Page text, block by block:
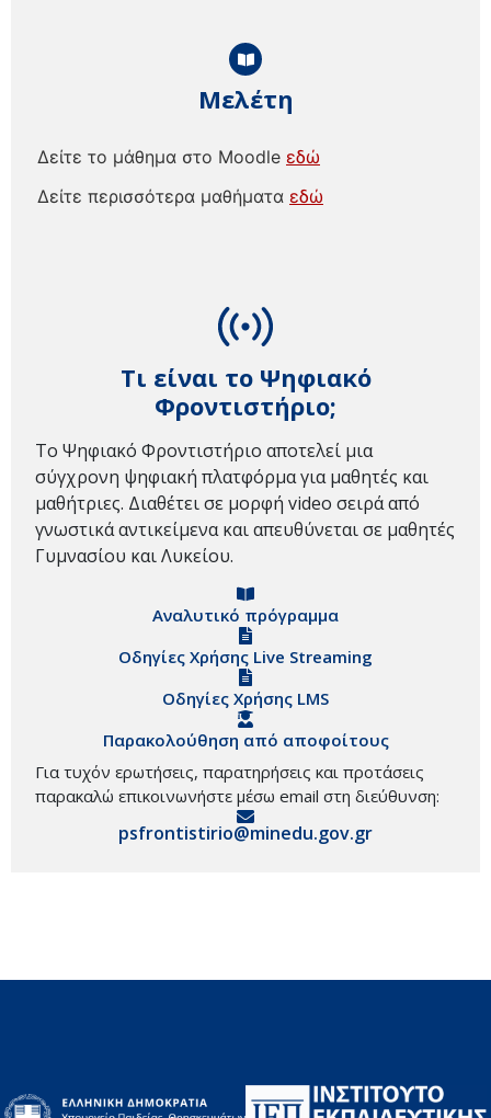
Τι είναι το Ψηφιακό
Φροντιστήριο;
Το Ψηφιακό Φροντιστήριο αποτελεί μια
σύγχρονη ψηφιακή πλατφόρμα για μαθητές και
μαθήτριες. Διαθέτει σε μορφή video σειρά από
γνωστικά αντικείμενα και απευθύνεται σε μαθητές
Γυμνασίου και Λυκείου.
Αναλυτικό πρόγραμμα
Οδηγίες Χρήσης Live Streaming
Οδηγίες Χρήσης LMS
Παρακολούθηση από αποφοίτους
Για τυχόν ερωτήσεις, παρατηρήσεις και προτάσεις
παρακαλώ επικοινωνήστε μέσω email στη διεύθυνση:
psfrontistirio@minedu.gov.gr
Μελέτη
Δείτε το μάθημα στο Moodle εδώ
Δείτε περισσότερα μαθήματα εδώ